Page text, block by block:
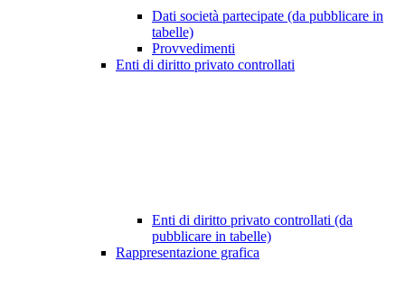
Dati società partecipate (da pubblicare in
tabelle)
Provvedimenti
Enti di diritto privato controllati
Enti di diritto privato controllati (da
pubblicare in tabelle)
Rappresentazione grafica